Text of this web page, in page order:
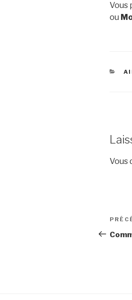
Vous
ou
Vous
de